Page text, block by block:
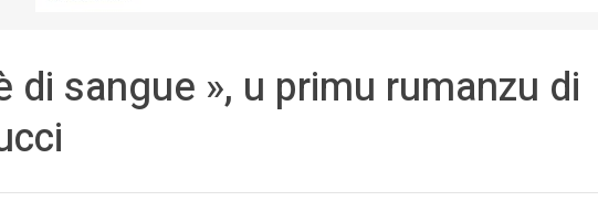
di sangue », u primu rumanzu di